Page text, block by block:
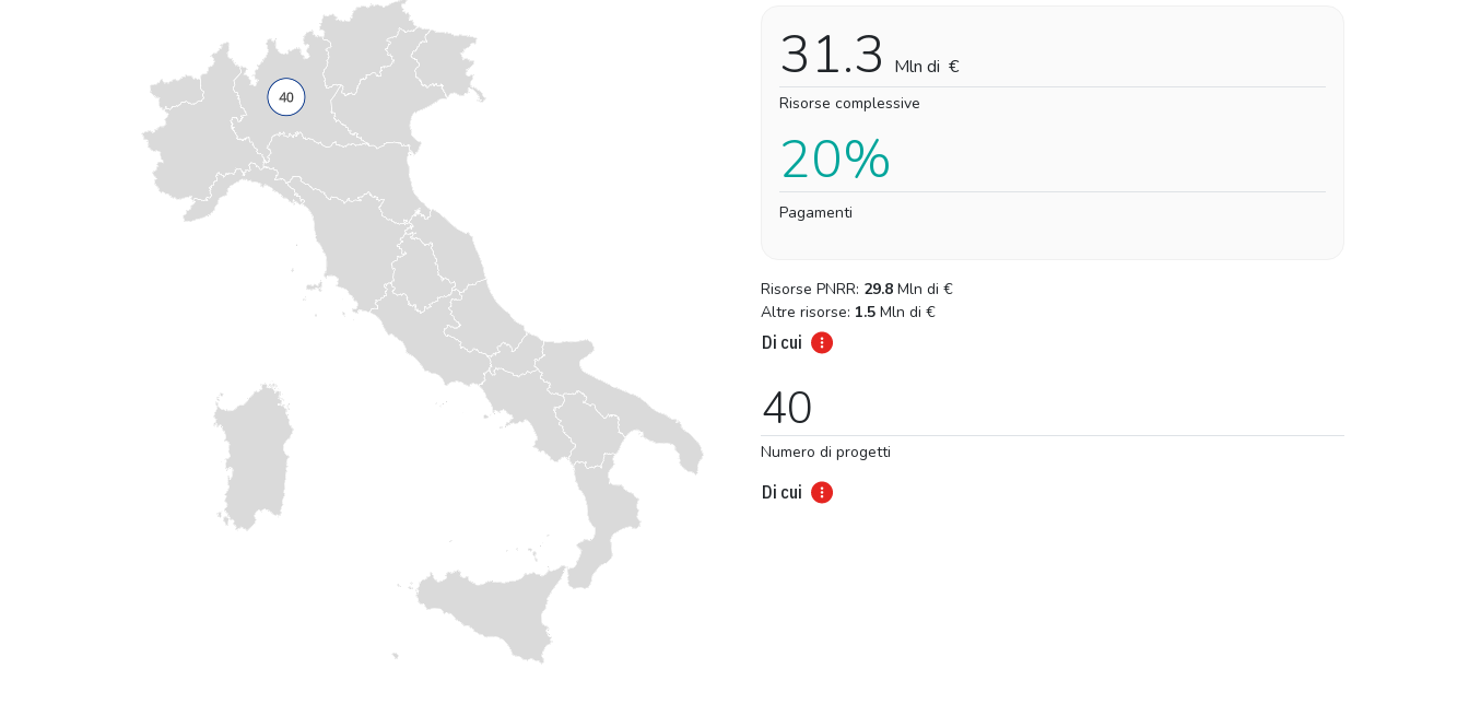
31.3 Mln di €
Risorse complessive
20%
Pagamenti
Risorse PNRR: 29.8 Mln di €
Altre risorse: 1.5 Mln di €
Di cui
40
Numero di progetti
Di cui